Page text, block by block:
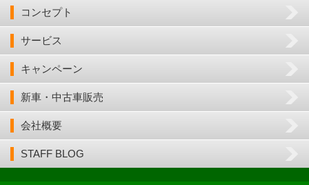
コンセプト
サービス
キャンペーン
新車・中古車販売
会社概要
STAFF BLOG